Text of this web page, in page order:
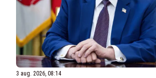
3 aug. 2026, 08:14